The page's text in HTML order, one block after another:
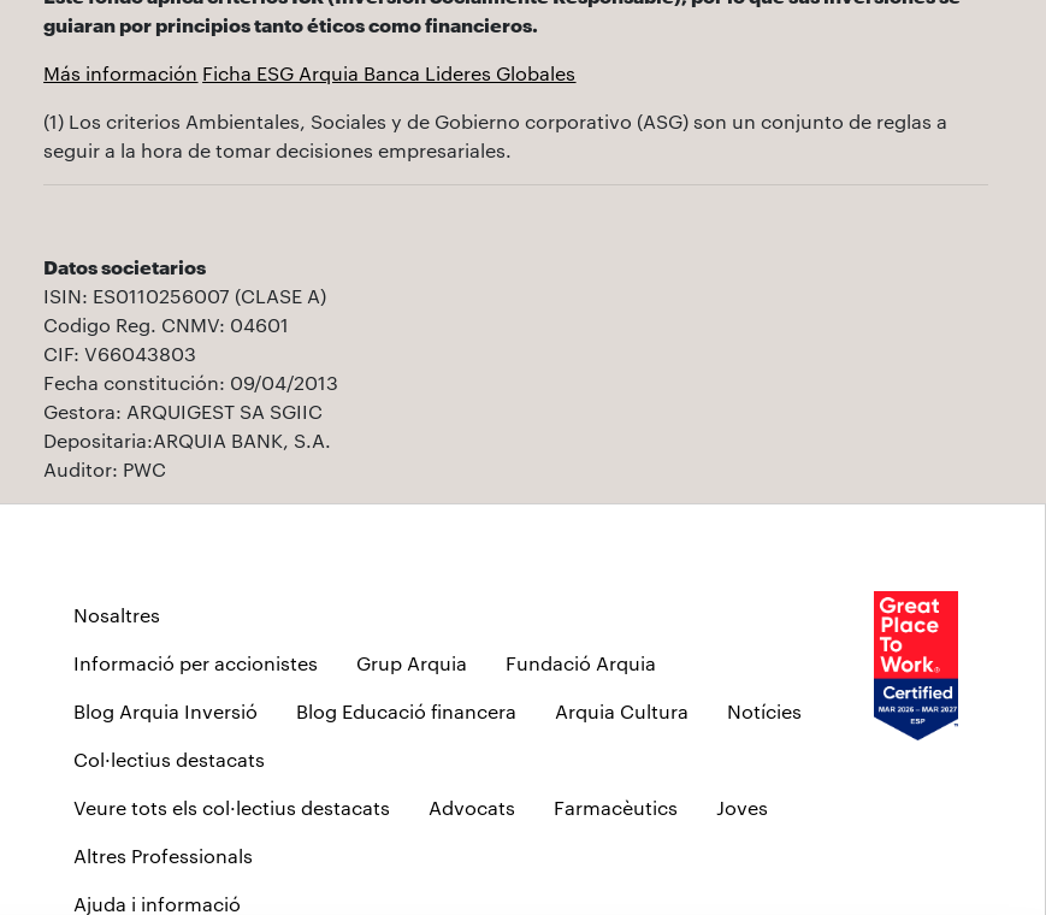
guiaran por principios tanto éticos como financieros.
Más información Ficha ESG Arquia Banca Lideres Globales
(1) Los criterios Ambientales, Sociales y de Gobierno corporativo (ASG) son un conjunto de reglas a
seguir a la hora de tomar decisiones empresariales.
Datos societarios
ISIN: ES0110256007 (CLASE A)
Codigo Reg. CNMV: 04601
CIF: V66043803
Fecha constitución: 09/04/2013
Gestora: ARQUIGEST SA SGIIC
Depositaria:ARQUIA BANK, S.A.
Auditor: PWC
Nosaltres
Informació per accionistes Grup Arquia Fundació Arquia
Blog Arquia Inversió Blog Educació financera Arquia Cultura Notícies
Col·lectius destacats
Veure tots els col·lectius destacats Advocats Farmacèutics Joves
Altres Professionals
Ajuda i informació